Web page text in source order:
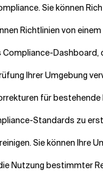
Sie können
Richtlinien von
Ihrer Umgebung
für
Standards zu
Sie können Ihre
Nutzung bestimmter